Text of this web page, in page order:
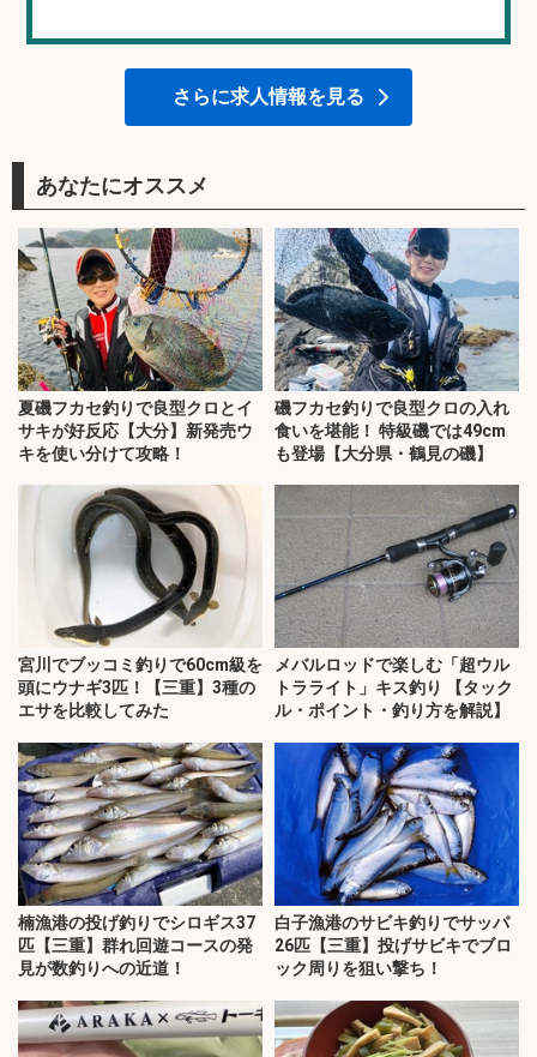
さらに求人情報を見る
あなたにオススメ
夏磯フカセ釣りで良型クロとイ
サキが好反応【大分】新発売ウ
キを使い分けて攻略！
磯フカセ釣りで良型クロの入れ
食いを堪能！ 特級磯では49cm
も登場【大分県・鶴見の磯】
宮川でブッコミ釣りで60cm級を
頭にウナギ3匹！【三重】3種の
エサを比較してみた
メバルロッドで楽しむ「超ウル
トラライト」キス釣り 【タック
ル・ポイント・釣り方を解説】
楠漁港の投げ釣りでシロギス37
匹【三重】群れ回遊コースの発
見が数釣りへの近道！
白子漁港のサビキ釣りでサッパ
26匹【三重】投げサビキでブロ
ック周りを狙い撃ち！